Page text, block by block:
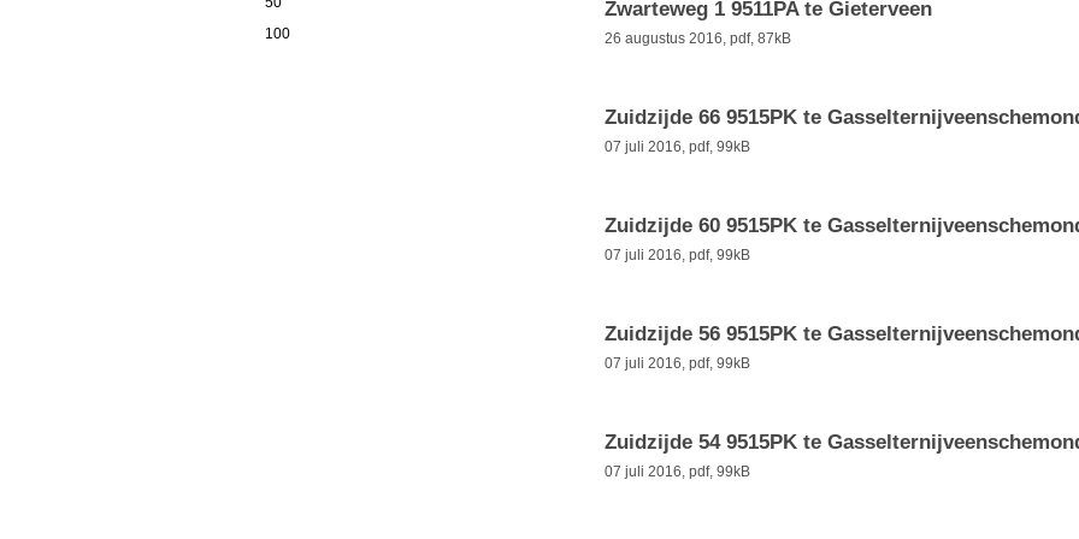
Zwarteweg 1 9511PA te Gieterveen
26 augustus 2016, pdf, 87kB
Zuidzijde 66 9515PK te
07 juli 2016, pdf, 99kB
Zuidzijde 60 9515PK te
07 juli 2016, pdf, 99kB
Zuidzijde 56 9515PK te
07 juli 2016, pdf, 99kB
Zuidzijde 54 9515PK te
07 juli 2016, pdf, 99kB
100